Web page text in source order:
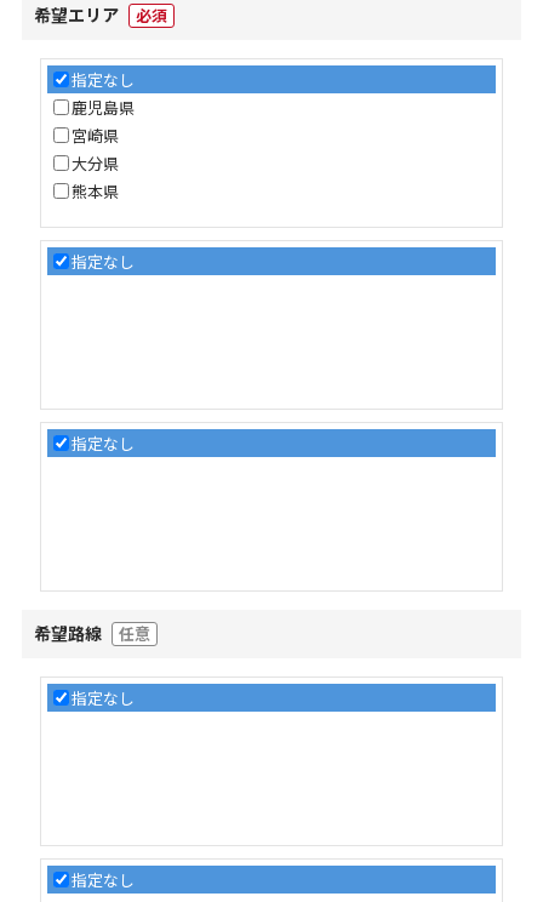
希望エリア 必須
指定なし
鹿児島県
宮崎県
大分県
熊本県
指定なし
指定なし
希望路線 任意
指定なし
指定なし